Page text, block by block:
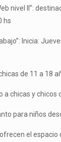
nivel II”:
hs
Inicia:
de 11 a 18
a chicas y
para niños
el